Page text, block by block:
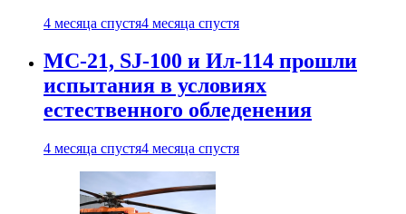
4 месяца спустя4 месяца спустя
МС-21, SJ-100 и Ил-114 прошли
испытания в условиях
естественного обледенения
4 месяца спустя4 месяца спустя